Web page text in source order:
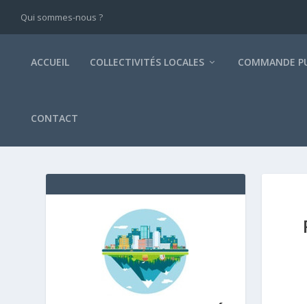
Qui sommes-nous ?
ACCUEIL COLLECTIVITÉS LOCALES COMMANDE
CONTACT